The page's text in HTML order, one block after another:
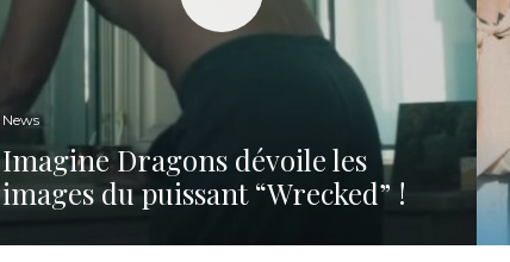
News
Imagine Dragons dévoile les
images du puissant “Wrecked” !